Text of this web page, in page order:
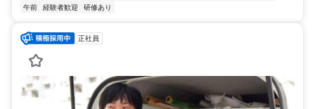
午前
経験者歓迎 研修あり
正社員